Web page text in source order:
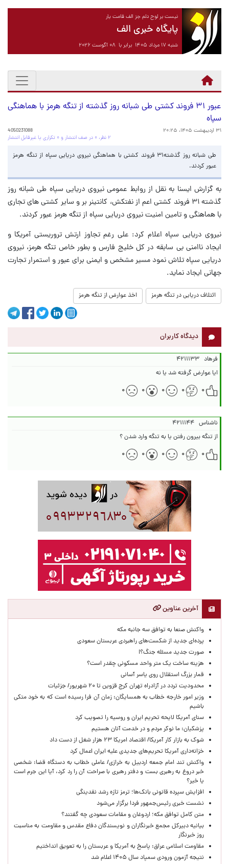
نیست بر لوح دلم جز الف قامت یار
پایگاه خبری الف
شنبه ۱۷ مرداد ۱۴۰۵ برابر با ۰۸ آگوست ۲۰۲۶
عبور ۳۱ فروند کشتی طی شبانه روز گذشته از تنگه هرمز با هماهنگی
سپاه
۳۱ اردیبهشت ۱۴۰۵، ۲۰:۲۵
4050231088
۲ نظر، ۰ در صف انتشار و ۰ تکراری یا غیرقابل انتشار
طی شبانه روز گذشته۳۱ فروند کشتی با هماهنگی نیروی دریایی سپاه از تنگه هرمز
عبور کردند.
به گزارش ایسنا به نقل از روابط عمومی نیروی دریایی سپاه طی شبانه روز
گذشته ۳۱ فروند کشتی اعم از نفتکش، کانتینر بر و سایر کشتی های تجاری
با هماهنگی و تامین امنیت نیروی دریایی سپاه از تنگه هرمز عبور کردند.
نیروی دریایی سپاه اعلام کرد: علی رغم تجاوز ارتش تروریستی آمریکا و
ایجاد ناامنی بی سابقه در کل خلیج فارس و بطور خاص تنگه هرمز، نیروی
دریایی سپاه تلاش نمود مسیر مشخص و ایمنی برای عبور و استمرار تجارت
جهانی ایجاد نماید.
ائتلاف دریایی در تنگه هرمز اخذ عوارض از تنگه هرمز
دیدگاه کاربران
فرهاد ۴۲۱۱۱۳۳
ایا عوارض گرفته شد یا نه
۰
۰ ۰ ۰ ۰
ناشناس ۴۲۱۱۱۴۴
از تنگه بیرون رفتن یا به تنگه وارد شدن ؟
۰
۰ ۰ ۰ ۰
آخرین عناوین
واکنش صنعا به توافق سه جانبه مکه
پرده‌ای جدید از شکست‌های راهبردی عربستان سعودی
صورت جدید مسئله جنگ؟!
هزینه ساخت یک متر واحد مسکونی چقدر است؟
قمار بزرگ استقلال روی یاسر آسانی
محدودیت تردد در آزادراه تهران کرج قزوین تا ۲۰ شهریور/ جزئیات
وزیر امور خارجه خطاب به همسایگان: زمان آن فرا رسیده است که به خود متکی
باشیم
سنای آمریکا لایحه تحریم ایران و روسیه را تصویب کرد
پزشکیان: ما نوکر مردم و در خدمت آنان هستیم
شوک به بازار کار آمریکا/ اقتصاد امریکا ۲۳ هزار شغل از دست داد
خزانه‌داری آمریکا تحریم‌های جدیدی علیه ایران اعمال کرد
واکنش تند امام جمعه اردبیل به خرازی/ عاملی خطاب به دستگاه قضا: شخصی
خبر دروغ به رهبری بست و دفتر رهبری با صراحت آن را رد کرد، آیا این جرم است
یا خیر؟
افزایش سپرده قانونی بانک‌ها؛ ترمز تازه رشد نقدینگی
نشست خبری رئیس‌جمهور فردا برگزار می‌شود
متن کامل توافق مکه؛ اردوغان و مقامات سعودی چه گفتند؟
بیانیه دبیرکل مجمع خبرنگاران و نویسندگان دفاع مقدس و مقاومت به مناسبت
روز خبرنگار
مقاومت اسلامی عراق: پاسخ به آمریکا و عربستان را به تعویق انداختیم
نتیجه آزمون ورودی سمپاد سال ۱۴۰۵ اعلام شد